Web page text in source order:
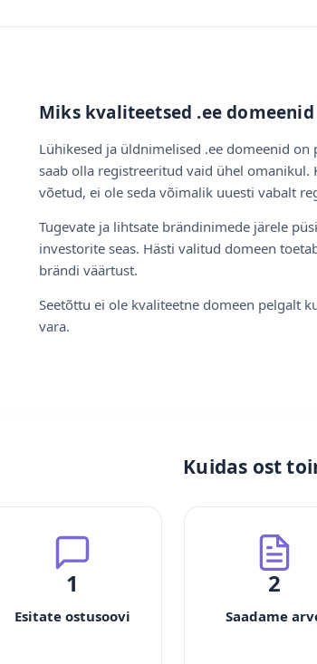
Miks kvaliteetsed .ee
Lühikesed ja üldnimelised .ee domeenid
saab olla registreeritud vaid ühel
võetud, ei ole seda võimalik uuesti vabalt
Tugevate ja lihtsate brändinimede järele
investorite seas. Hästi valitud domeen
brändi väärtust.
Seetõttu ei ole kvaliteetne domeen pelgalt
vara.
Kuidas ost
1
Esitate ostusoovi
2
Saadame